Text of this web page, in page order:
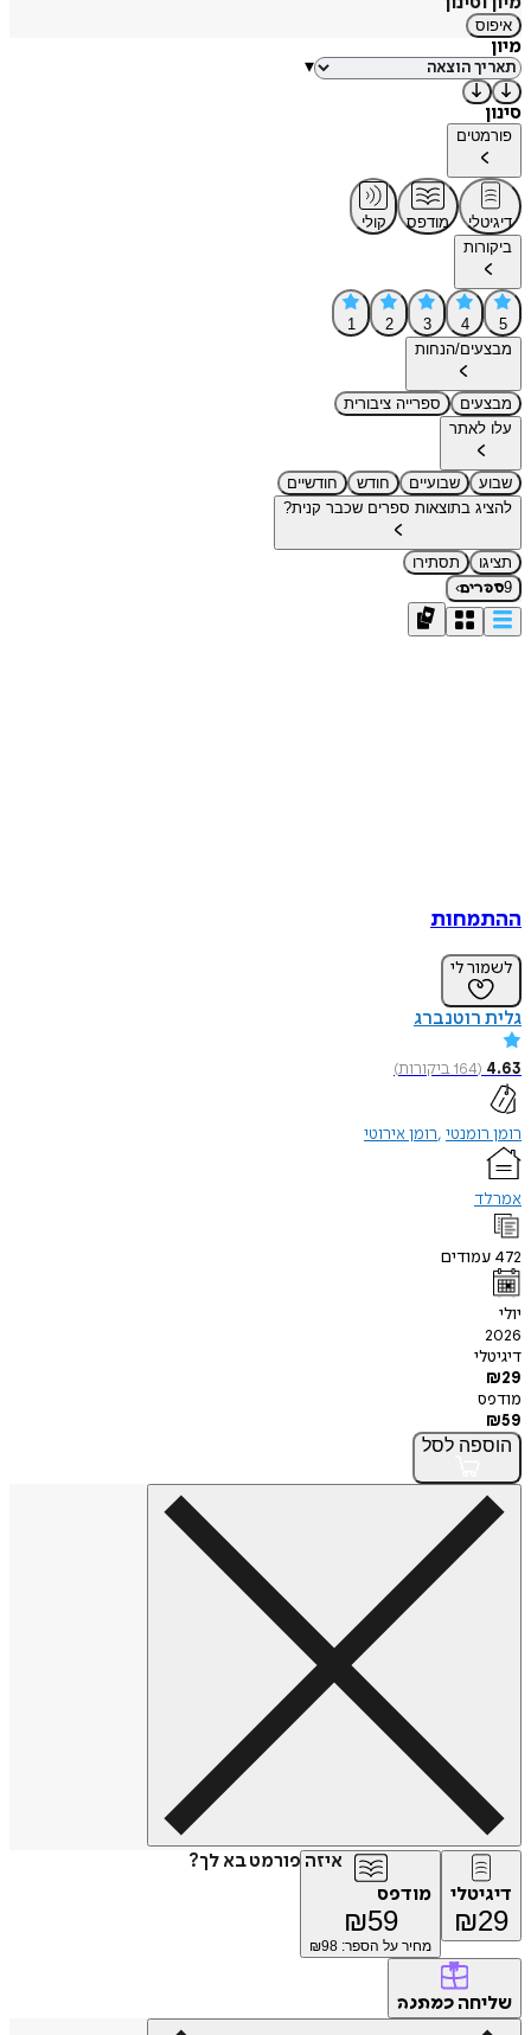
איפוס
מיון
▾
סינון
פורמטים
דיגיטלי מודפס
קולי
ביקורות
5
4
3
2
1
מבצעים/הנחות
מבצעים
ספרייה ציבורית
עלו לאתר
שבוע שבועיים חודש
חודשיים
להציג בתוצאות ספרים שכבר קנית?
תציגו
תסתירו
9ספרים›
ההתמחות
לשמור לי
גלית רוטנברג
4.63
(
164ביקורות)
רומן רומנטי רומן אירוטי
אמרלד
472 עמודים
יולי
2026
דיגיטלי
₪29
מודפס
₪59
הוספה לסל
איזה פורמט בא לך?
דיגיטלי
₪29
מודפס
₪59
מחיר על הספר: ₪ 98
שליחה כמתנה